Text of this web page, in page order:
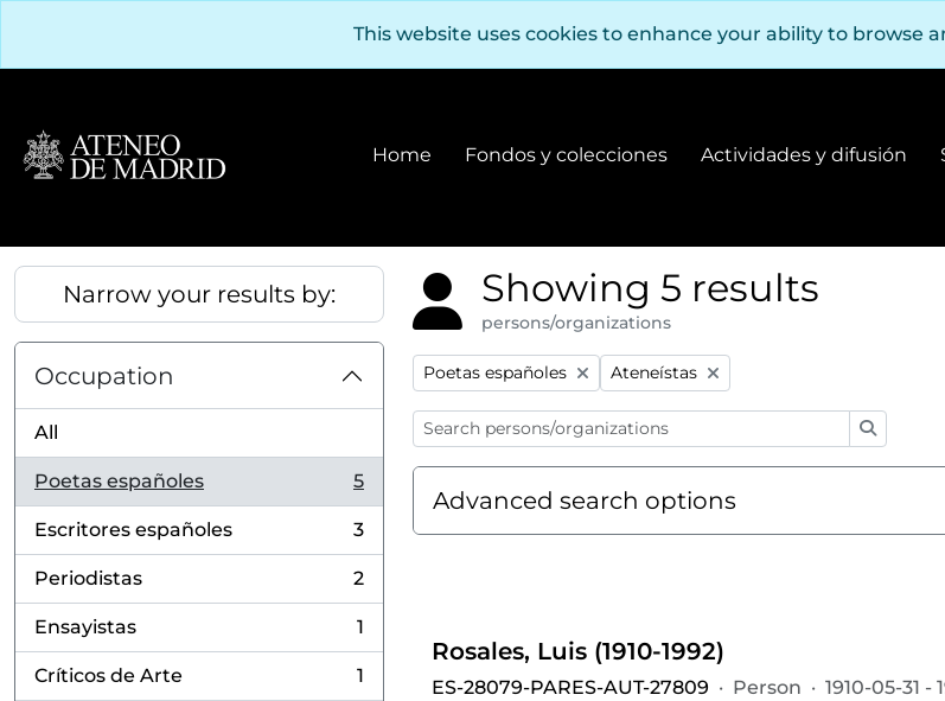
This website uses cookies to enhance your ability to browse
Home Fondos y colecciones
Fondos y colecciones
Actividades y difusión
Actividades y
Narrow your results by:
Occupation
All
Poetas españoles
, 5 results
5
Escritores españoles
, 3 results
3
Periodistas
, 2 results
2
Ensayistas
, 1 results
1
Críticos de Arte
, 1 results
1
Showing 5 results
persons/organizations
Remove filter:
Poetas españoles Remove filter:
Ateneístas
Advanced search options
Rosales, Luis (1910-1992)
ES-28079-PARES-AUT-27809 · Person · 1910-05-31 -